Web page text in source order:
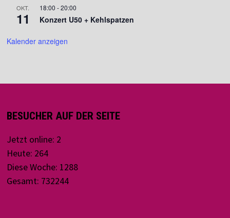
OKT.
11
18:00 -20:00
Konzert U50 + Kehlspatzen
Kalender anzeigen
BESUCHER AUF DER SEITE
Jetzt online: 2
Heute: 264
Diese Woche: 1288
Gesamt: 732244